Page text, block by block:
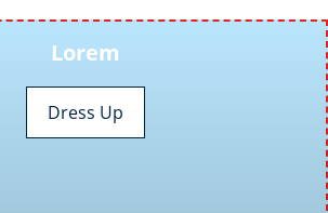
Lorem
Dress Up